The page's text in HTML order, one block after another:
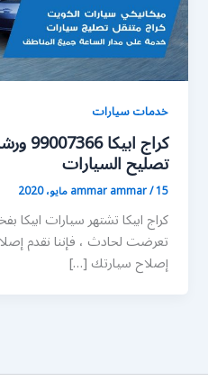
خدمات سيارات
كراج
تصليح السيارات
ammar ammar/15 مايو، 2020
كراج ابيكا تشتهر سيارات ابيكا
تعرضت لحادث ، فإننا نقدم
إصلاح سيارتك […]